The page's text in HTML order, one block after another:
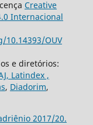
Creative
Internacional
OUV
e diretórios:
Latindex ,
, Diadorim,
2017/20.